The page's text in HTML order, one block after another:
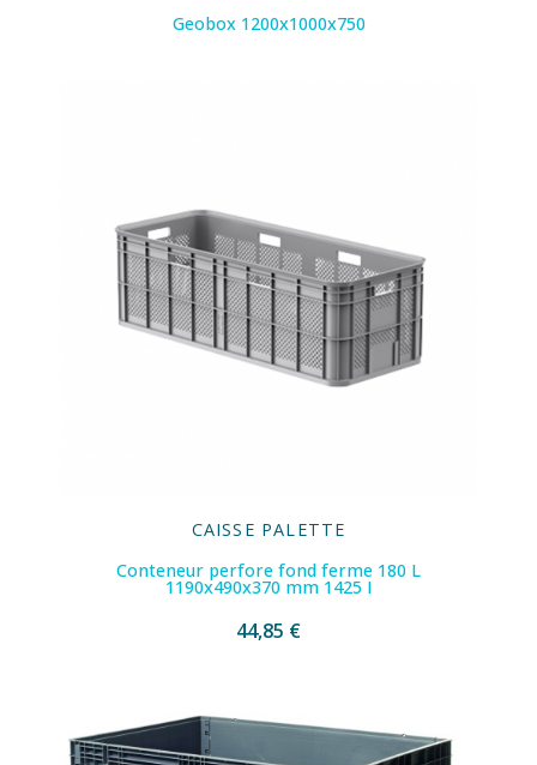
Geobox 1200x1000x750
CAISSE PALETTE
Conteneur perfore fond ferme 180 L
1190x490x370 mm 1425 I
44,85 €